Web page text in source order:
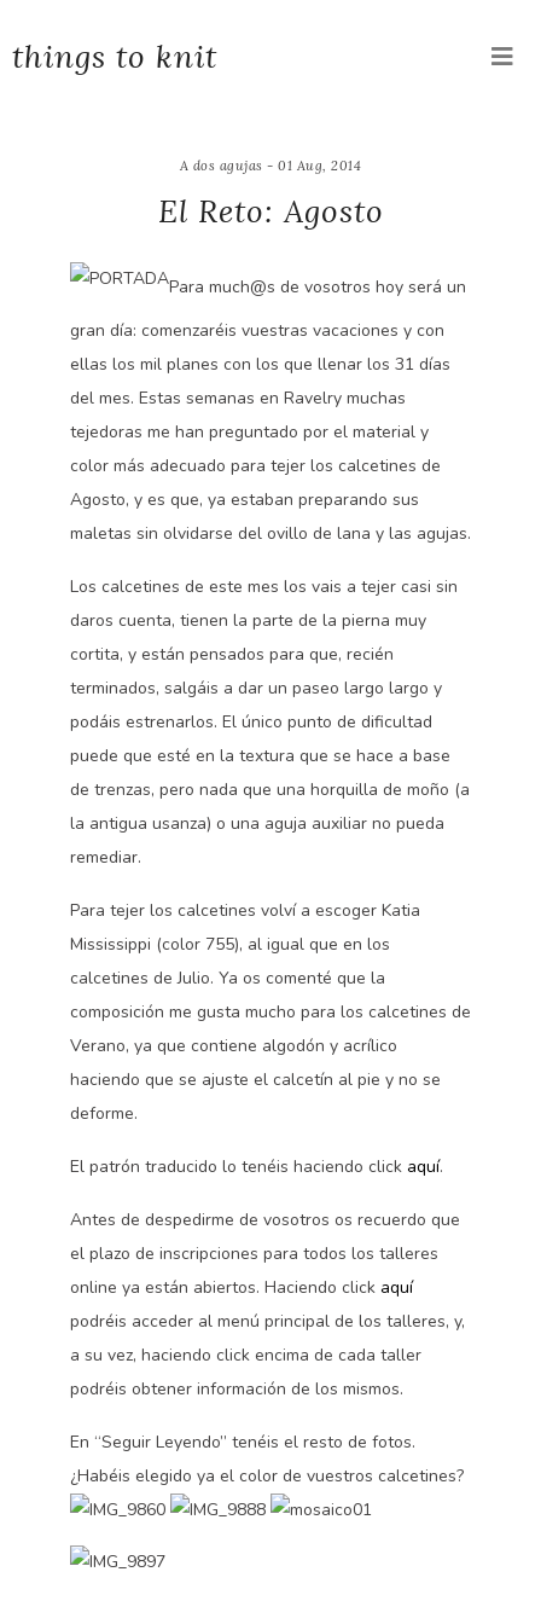
things to knit
A dos agujas - 01 Aug, 2014
El Reto: Agosto
Para much@s de vosotros hoy será un
gran día: comenzaréis vuestras vacaciones y con
ellas los mil planes con los que llenar los 31 días
del mes. Estas semanas en Ravelry muchas
tejedoras me han preguntado por el material y
color más adecuado para tejer los calcetines de
Agosto, y es que, ya estaban preparando sus
maletas sin olvidarse del ovillo de lana y las agujas.
Los calcetines de este mes los vais a tejer casi sin
daros cuenta, tienen la parte de la pierna muy
cortita, y están pensados para que, recién
terminados, salgáis a dar un paseo largo largo y
podáis estrenarlos. El único punto de dificultad
puede que esté en la textura que se hace a base
de trenzas, pero nada que una horquilla de moño (a
la antigua usanza) o una aguja auxiliar no pueda
remediar.
Para tejer los calcetines volví a escoger Katia
Mississippi (color 755), al igual que en los
calcetines de Julio. Ya os comenté que la
composición me gusta mucho para los calcetines de
Verano, ya que contiene algodón y acrílico
haciendo que se ajuste el calcetín al pie y no se
deforme.
El patrón traducido lo tenéis haciendo click aquí.
Antes de despedirme de vosotros os recuerdo que
el plazo de inscripciones para todos los talleres
online ya están abiertos. Haciendo click aquí
podréis acceder al menú principal de los talleres, y,
a su vez, haciendo click encima de cada taller
podréis obtener información de los mismos.
En “Seguir Leyendo” tenéis el resto de fotos.
¿Habéis elegido ya el color de vuestros calcetines?